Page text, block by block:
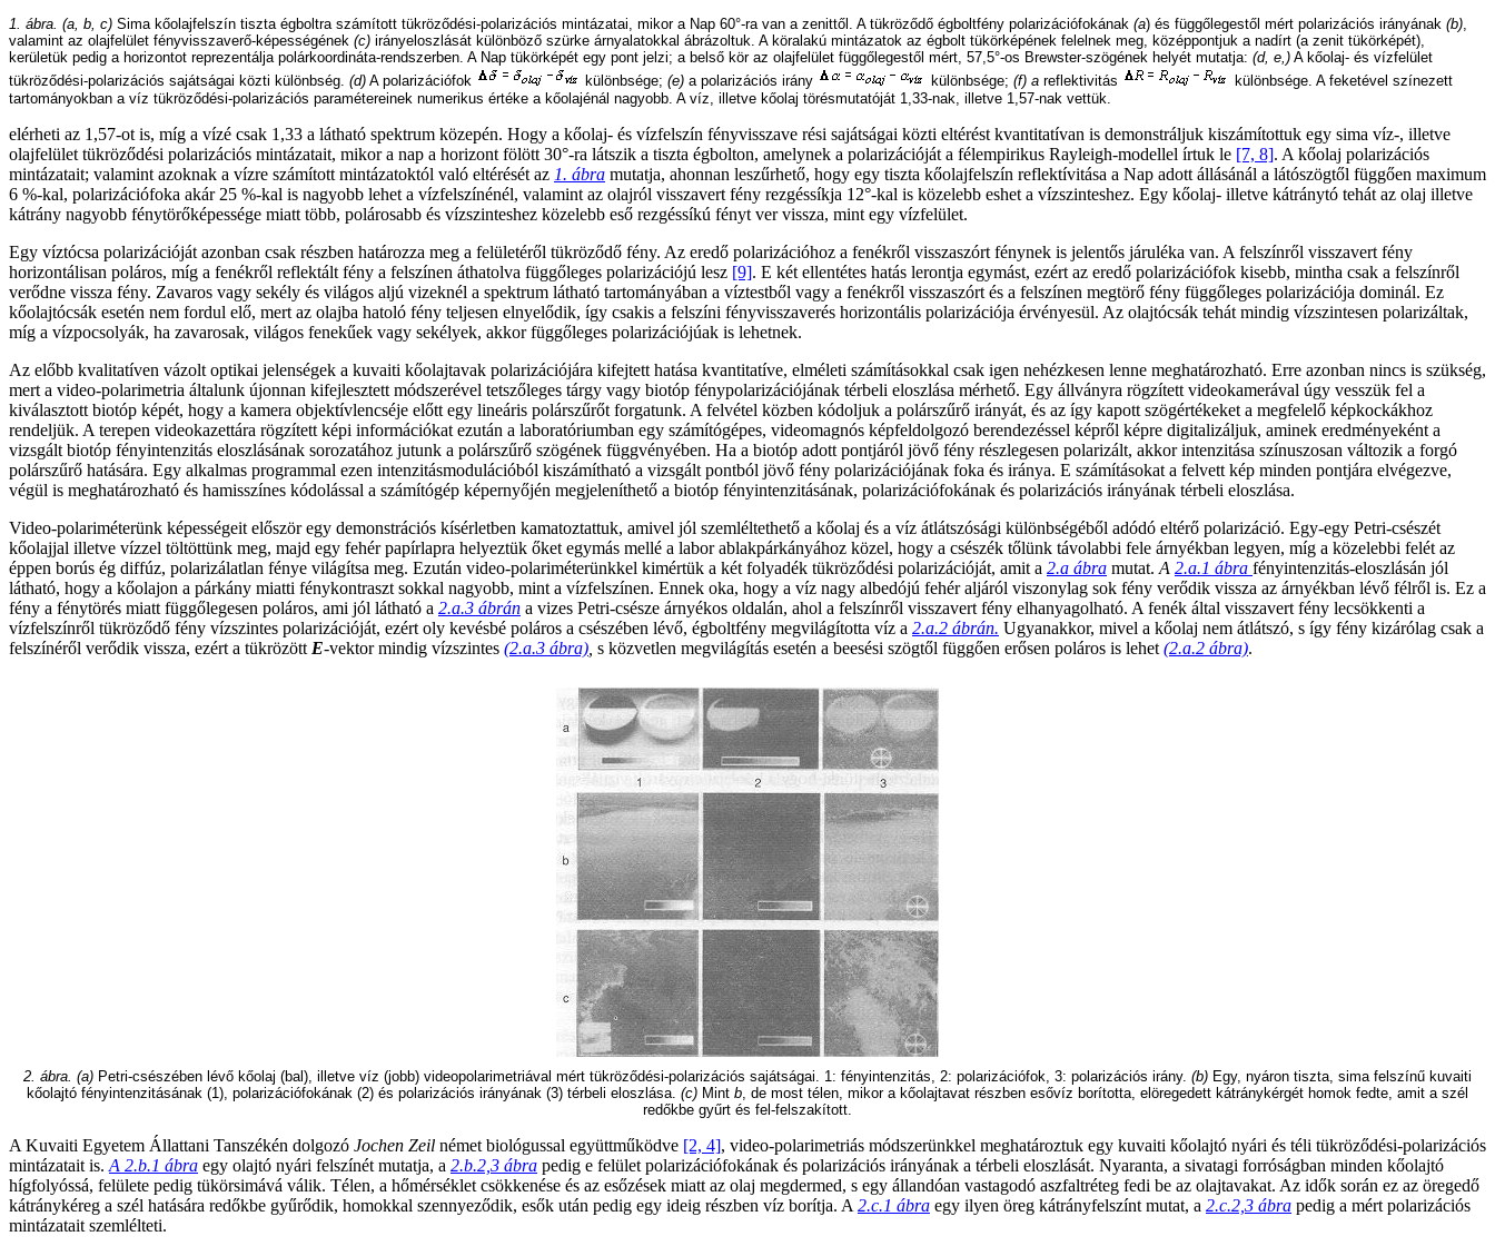
1. ábra. (a, b, c) Sima kőolajfelszín tiszta égboltra számított tükröződési-polarizációs mintázatai, mikor a Nap 60°-ra van a zenittől. A tükröződő égboltfény polarizációfokának (a) és függőlegestől mért polarizációs irányának (b)
valamint az olajfelület fényvisszaverő-képességének (c) irányeloszlását különböző szürke árnyalatokkal ábrázoltuk. A köralakú mintázatok az égbolt tükörképének felelnek meg, középpontjuk a nadírt (a zenit tükörképét),
kerületük pedig a horizontot reprezentálja polárkoordináta-rendszerben. A Nap tükörképét egy pont jelzi; a belső kör az olajfelület függőlegestől mért, 57,5°-os Brewster-szögének helyét mutatja: (d, e,) A kőolaj- és vízfelület
tükröződési-polarizációs sajátságai közti különbség. (d) A polarizációfok különbsége; (e) a polarizációs irány különbsége; (f) a reflektivitás
különbsége. A feketével színezett
tartományokban a víz tükröződési-polarizációs paramétereinek numerikus értéke a kőolajénál nagyobb. A víz, illetve kőolaj törésmutatóját 1,33-nak, illetve 1,57-nak vettük.
elérheti az 1,57-ot is, míg a vízé csak 1,33 a látható spektrum közepén. Hogy a kőolaj- és vízfelszín fényvisszave rési sajátságai közti eltérést kvantitatívan is demonstráljuk kiszámítottuk egy sima víz-, illetve
olajfelület tükröződési polarizációs mintázatait, mikor a nap a horizont fölött 30°-ra látszik a tiszta égbolton, amelynek a polarizációját a félempirikus Rayleigh-modellel írtuk le [7, 8]. A kőolaj polarizációs
mintázatait; valamint azoknak a vízre számított mintázatoktól való eltérését az 1. ábra mutatja, ahonnan leszűrhető, hogy egy tiszta kőolajfelszín reflektívitása a Nap adott állásánál a látószögtől függően maximum
6 %-kal, polarizációfoka akár 25 %-kal is nagyobb lehet a vízfelszínénél, valamint az olajról visszavert fény rezgéssíkja 12°-kal is közelebb eshet a vízszinteshez. Egy kőolaj- illetve kátránytó tehát az olaj illetve
kátrány nagyobb fénytörőképessége miatt több, polárosabb és vízszinteshez közelebb eső rezgéssíkú fényt ver vissza, mint egy vízfelület.
Egy víztócsa polarizációját azonban csak részben határozza meg a felületéről tükröződő fény. Az eredő polarizációhoz a fenékről visszaszórt fénynek is jelentős járuléka van. A felszínről visszavert fény
horizontálisan poláros, míg a fenékről reflektált fény a felszínen áthatolva függőleges polarizációjú lesz [9]. E két ellentétes hatás lerontja egymást, ezért az eredő polarizációfok kisebb, mintha csak a felszínről
verődne vissza fény. Zavaros vagy sekély és világos aljú vizeknél a spektrum látható tartományában a víztestből vagy a fenékről visszaszórt és a felszínen megtörő fény függőleges polarizációja dominál. Ez
kőolajtócsák esetén nem fordul elő, mert az olajba hatoló fény teljesen elnyelődik, így csakis a felszíni fényvisszaverés horizontális polarizációja érvényesül. Az olajtócsák tehát mindig vízszintesen polarizáltak,
míg a vízpocsolyák, ha zavarosak, világos fenekűek vagy sekélyek, akkor függőleges polarizációjúak is lehetnek.
Az előbb kvalitatíven vázolt optikai jelenségek a kuvaiti kőolajtavak polarizációjára kifejtett hatása kvantitatíve, elméleti számításokkal csak igen nehézkesen lenne meghatározható. Erre azonban nincs is szükség,
mert a video-polarimetria általunk újonnan kifejlesztett módszerével tetszőleges tárgy vagy biotóp fénypolarizációjának térbeli eloszlása mérhető. Egy állványra rögzített videokamerával úgy vesszük fel a
kiválasztott biotóp képét, hogy a kamera objektívlencséje előtt egy lineáris polárszűrőt forgatunk. A felvétel közben kódoljuk a polárszűrő irányát, és az így kapott szögértékeket a megfelelő képkockákhoz
rendeljük. A terepen videokazettára rögzített képi információkat ezután a laboratóriumban egy számítógépes, videomagnós képfeldolgozó berendezéssel képről képre digitalizáljuk, aminek eredményeként a
vizsgált biotóp fényintenzitás eloszlásának sorozatához jutunk a polárszűrő szögének függvényében. Ha a biotóp adott pontjáról jövő fény részlegesen polarizált, akkor intenzitása színuszosan változik a forgó
polárszűrő hatására. Egy alkalmas programmal ezen intenzitásmodulációból kiszámítható a vizsgált pontból jövő fény polarizációjának foka és iránya. E számításokat a felvett kép minden pontjára elvégezve,
végül is meghatározható és hamisszínes kódolással a számítógép képernyőjén megjeleníthető a biotóp fényintenzitásának, polarizációfokának és polarizációs irányának térbeli eloszlása.
Video-polariméterünk képességeit először egy demonstrációs kísérletben kamatoztattuk, amivel jól szemléltethető a kőolaj és a víz átlátszósági különbségéből adódó eltérő polarizáció. Egy-egy Petri-csészét
kőolajjal illetve vízzel töltöttünk meg, majd egy fehér papírlapra helyeztük őket egymás mellé a labor ablakpárkányához közel, hogy a csészék tőlünk távolabbi fele árnyékban legyen, míg a közelebbi felét az
éppen borús ég diffúz, polarizálatlan fénye világítsa meg. Ezután video-polariméterünkkel kimértük a két folyadék tükröződési polarizációját, amit a 2.a ábra mutat. A 2.a.1 ábra fényintenzitás-eloszlásán jól
látható, hogy a kőolajon a párkány miatti fénykontraszt sokkal nagyobb, mint a vízfelszínen. Ennek oka, hogy a víz nagy albedójú fehér aljáról viszonylag sok fény verődik vissza az árnyékban lévő félről is. Ez a
fény a fénytörés miatt függőlegesen poláros, ami jól látható a 2.a.3 ábrán a vizes Petri-csésze árnyékos oldalán, ahol a felszínről visszavert fény elhanyagolható. A fenék által visszavert fény lecsökkenti a
vízfelszínről tükröződő fény vízszintes polarizációját, ezért oly kevésbé poláros a csészében lévő, égboltfény megvilágította víz a 2.a.2 ábrán. Ugyanakkor, mivel a kőolaj nem átlátszó, s így fény kizárólag csak a
felszínéről verődik vissza, ezért a tükrözött E-vektor mindig vízszintes (2.a.3 ábra) s közvetlen megvilágítás esetén a beesési szögtől függően erősen poláros is lehet (2.a.2 ábra).
2. ábra. (a) Petri-csészében lévő kőolaj (bal), illetve víz (jobb) videopolarimetriával mért tükröződési-polarizációs sajátságai. 1: fényintenzitás, 2: polarizációfok, 3: polarizációs irány. (b) Egy, nyáron tiszta, sima felszínű kuvaiti
kőolajtó fényintenzitásának (1), polarizációfokának (2) és polarizációs irányának (3) térbeli eloszlása. (c) Mint b , de most télen, mikor a kőolajtavat részben esővíz borította, elöregedett kátránykérgét homok fedte, amit a szél
redőkbe gyűrt és fel-felszakított.
A Kuvaiti Egyetem Állattani Tanszékén dolgozó Jochen Zeil német biológussal együttműködve [2, 4], video-polarimetriás módszerünkkel meghatároztuk egy kuvaiti kőolajtó nyári és téli tükröződési-polarizációs
mintázatait is. A 2.b.1 ábra egy olajtó nyári felszínét mutatja, a 2.b.2,3 ábra pedig e felület polarizációfokának és polarizációs irányának a térbeli eloszlását. Nyaranta, a sivatagi forróságban minden kőolajtó
hígfolyóssá, felülete pedig tükörsimává válik. Télen, a hőmérséklet csökkenése és az esőzések miatt az olaj megdermed, s egy állandóan vastagodó aszfaltréteg fedi be az olajtavakat. Az idők során ez az öregedő
kátránykéreg a szél hatására redőkbe gyűrődik, homokkal szennyeződik, esők után pedig egy ideig részben víz borítja. A 2.c.1 ábra egy ilyen öreg kátrányfelszínt mutat, a 2.c.2,3 ábra pedig a mért polarizációs
mintázatait szemlélteti.